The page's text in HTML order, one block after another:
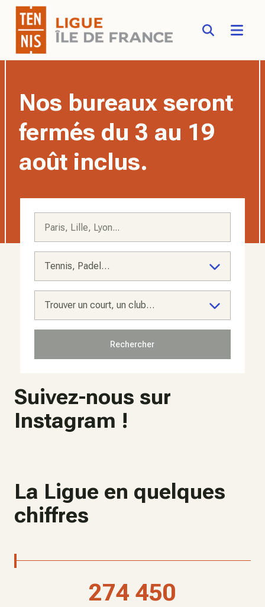
Nos bureaux seront
fermés du 3 au 19
août inclus.
Tennis, Padel…
Trouver un court, un club…
Rechercher
Suivez-nous sur
Instagram !
La Ligue en quelques
chiffres
274 450